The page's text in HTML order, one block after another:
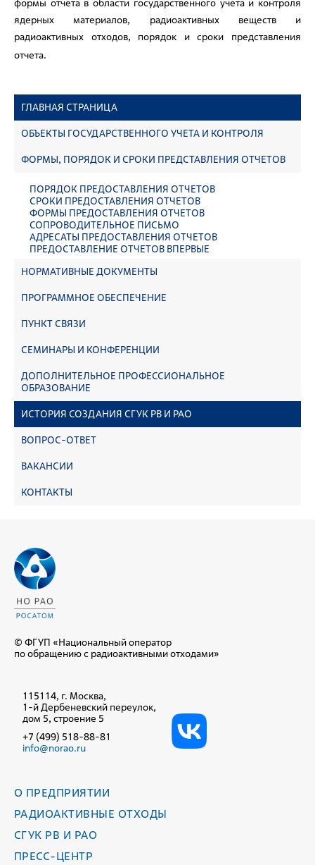
ГЛАВНАЯ СТРАНИЦА
ОБЪЕКТЫ ГОСУДАРСТВЕННОГО УЧЕТА И КОНТРОЛЯ
ФОРМЫ, ПОРЯДОК И СРОКИ ПРЕДСТАВЛЕНИЯ ОТЧЕТОВ
ПОРЯДОК ПРЕДОСТАВЛЕНИЯ ОТЧЕТОВ
СРОКИ ПРЕДОСТАВЛЕНИЯ ОТЧЕТОВ
ФОРМЫ ПРЕДОСТАВЛЕНИЯ ОТЧЕТОВ
СОПРОВОДИТЕЛЬНОЕ ПИСЬМО
АДРЕСАТЫ ПРЕДОСТАВЛЕНИЯ ОТЧЕТОВ
ПРЕДОСТАВЛЕНИЕ ОТЧЕТОВ ВПЕРВЫЕ
НОРМАТИВНЫЕ ДОКУМЕНТЫ
ПРОГРАММНОЕ ОБЕСПЕЧЕНИЕ
ПУНКТ СВЯЗИ
СЕМИНАРЫ И КОНФЕРЕНЦИИ
ДОПОЛНИТЕЛЬНОЕ ПРОФЕССИОНАЛЬНОЕ
ОБРАЗОВАНИЕ
ИСТОРИЯ СОЗДАНИЯ СГУК РВ И РАО
ВОПРОС-ОТВЕТ
ВАКАНСИИ
КОНТАКТЫ
формы отчета в области государственного учета и контроля
ядерных материалов, радиоактивных веществ и
радиоактивных отходов, порядок и сроки представления
отчета.
© ФГУП «Национальный оператор
по обращению с радиоактивными отходами»
115114, г. Москва,
1-й Дербеневский переулок,
дом 5, строение 5
+7 (499) 518-88-81
info@norao.ru
О ПРЕДПРИЯТИИ
РАДИОАКТИВНЫЕ ОТХОДЫ
СГУК РВ И РАО
ПРЕСС-ЦЕНТР